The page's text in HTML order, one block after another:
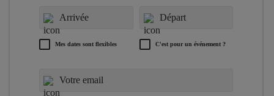
Mes dates sont flexibles C'est pour un événement ?